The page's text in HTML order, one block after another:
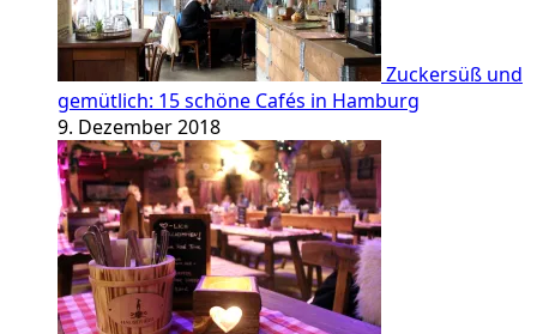
Zuckersüß und
gemütlich: 15 schöne Cafés in Hamburg
9. Dezember 2018